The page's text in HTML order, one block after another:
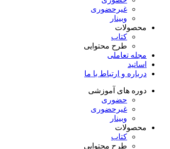
غیرحضوری
وبینار
محصولات
کتاب
طرح محتوایی
مجله تعاملی
اساتید
درباره و ارتباط با ما
دوره های آموزشی
حضوری
غیرحضوری
وبینار
محصولات
کتاب
طرح محتوایی